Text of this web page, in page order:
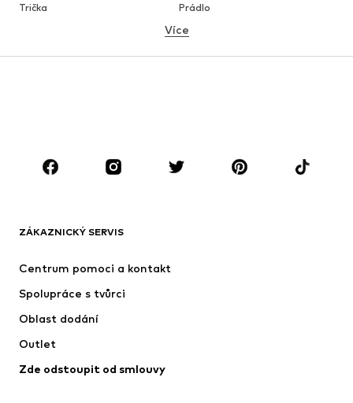
Trička
Prádlo
Košile
OBLEČENÍ
Bundy
Obleky & saka
Plavky
Příležitosti
Upcyklace
Více
ZÁKAZNICKÝ SERVIS
Centrum pomoci a kontakt
Spolupráce s tvůrci
Oblast dodání
Outlet
Zde odstoupit od smlouvy